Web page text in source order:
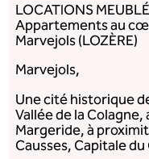
LOCATIONS
Appartements au
Marvejols (LOZÈRE)
Marvejols,
Une cité historique
Vallée de la Colagne,
Margeride, à
Causses, Capitale